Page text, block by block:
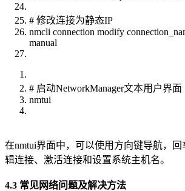
# 修改连接为静态IP
nmcli connection modify
manual
# 启动NetworkManager文本用户界面
nmtui
在nmtui界面中，可以使用方向键导航，
辑连接、激活连接和设置系统主机名。
4.3 常见网络问题及解决方法